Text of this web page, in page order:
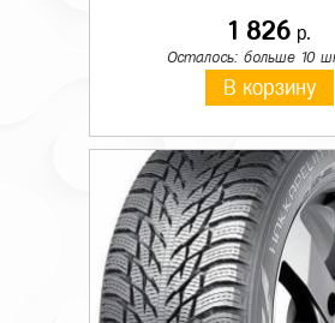
Индекс скорости
Индекс нагрузки
1 826р.
Осталось: больше 10
В корзину